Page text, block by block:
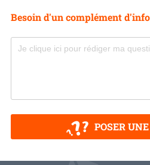
Besoin d'un complément
POSER